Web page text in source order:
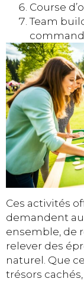
Course
Team
Ces activités
demandent
ensemble, de
relever des
naturel. Que
trésors